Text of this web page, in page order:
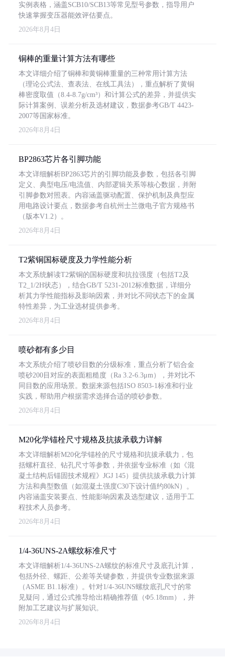
实例表格，涵盖SCB10/SCB13等常见型号参数，指导用户
快速掌握变压器能效评估要点。
2026年8月4日
铜棒的重量计算方法有哪些
本文详细介绍了铜棒和黄铜棒重量的三种常用计算方法
（理论公式法、查表法、在线工具法），重点解析了黄铜
棒密度取值（8.4-8.7g/cm³）和计算公式的差异，并提供实
际计算案例、误差分析及选材建议，数据参考GB/T 4423-
2007等国家标准。
2026年8月4日
BP2863芯片各引脚功能
本文详细解析BP2863芯片的引脚功能及参数，包括各引脚
定义、典型电压/电流值、内部逻辑关系等核心数据，并附
引脚参数对照表。内容涵盖驱动配置、保护机制及典型应
用电路设计要点，数据参考自杭州士兰微电子官方规格书
（版本V1.2）。
2026年8月4日
T2紫铜国标硬度及力学性能分析
本文系统解读T2紫铜的国标硬度和抗拉强度（包括T2及
T2_1/2H状态），结合GB/T 5231-2012标准数据，详细分
析其力学性能指标及影响因素，并对比不同状态下的金属
特性差异，为工业选材提供参考。
2026年8月4日
喷砂都有多少目
本文系统介绍了喷砂目数的分级标准，重点分析了铝合金
喷砂200目对应的表面粗糙度（Ra 3.2-6.3μm），并对比不
同目数的应用场景。数据来源包括ISO 8503-1标准和行业
实践，帮助用户根据需求选择合适的喷砂参数。
2026年8月4日
M20化学锚栓尺寸规格及抗拔承载力详解
本文详细解析M20化学锚栓的尺寸规格和抗拔承载力，包
括螺杆直径、钻孔尺寸等参数，并依据专业标准（如《混
凝土结构后锚固技术规程》JGJ 145）提供抗拔承载力计算
方法和典型数值（如混凝土强度C30下设计值约80kN）。
内容涵盖安装要点、性能影响因素及选型建议，适用于工
程技术人员参考。
2026年8月4日
1/4-36UNS-2A螺纹标准尺寸
本文详细解析1/4-36UNS-2A螺纹的标准尺寸及底孔计算，
包括外径、螺距、公差等关键参数，并提供专业数据来源
（ASME B1.1标准）。针对1/4-36UNS螺纹底孔尺寸的常
见疑问，通过公式推导给出精确推荐值（Φ5.18mm），并
附加工艺建议与扩展知识。
2026年8月4日